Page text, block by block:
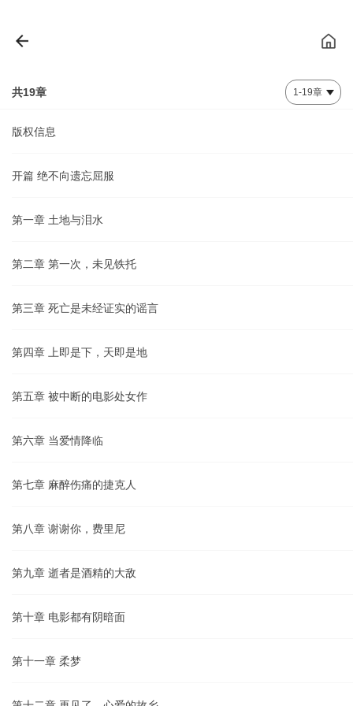
共19章
版权信息
开篇 绝不向遗忘屈服
第一章 土地与泪水
第二章 第一次，未见铁托
第三章 死亡是未经证实的谣言
第四章 上即是下，天即是地
第五章 被中断的电影处女作
第六章 当爱情降临
第七章 麻醉伤痛的捷克人
第八章 谢谢你，费里尼
第九章 逝者是酒精的大敌
第十章 电影都有阴暗面
第十一章 柔梦